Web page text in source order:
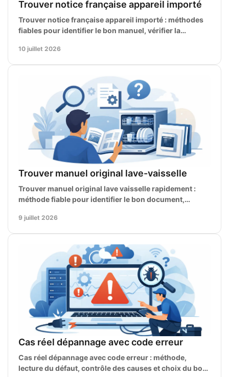
Trouver notice française appareil importé
Trouver notice française appareil importé : méthodes
fiables pour identifier le bon manuel, vérifier la
10 juillet 2026
Trouver manuel original lave-vaisselle
Trouver manuel original lave vaisselle rapidement :
méthode fiable pour identifier le bon document,
9 juillet 2026
Cas réel dépannage avec code erreur
Cas réel dépannage avec code erreur : méthode,
lecture du défaut, contrôle des causes et choix du bon